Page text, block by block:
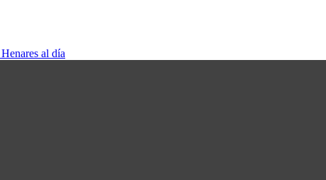
Henares al día